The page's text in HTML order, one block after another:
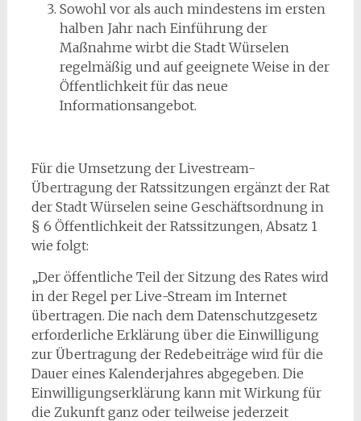
Sowohl vor als auch mindestens im ersten
halben Jahr nach Einführung der
Maßnahme wirbt die Stadt Würselen
regelmäßig und auf geeignete Weise in der
Öffentlichkeit für das neue
Informationsangebot.
Für die Umsetzung der Livestream-
Übertragung der Ratssitzungen ergänzt der Rat
der Stadt Würselen seine Geschäftsordnung in
§ 6 Öffentlichkeit der Ratssitzungen, Absatz 1
wie folgt:
„Der öffentliche Teil der Sitzung des Rates wird
in der Regel per Live-Stream im Internet
übertragen. Die nach dem Datenschutzgesetz
erforderliche Erklärung über die Einwilligung
zur Übertragung der Redebeiträge wird für die
Dauer eines Kalenderjahres abgegeben. Die
Einwilligungserklärung kann mit Wirkung für
die Zukunft ganz oder teilweise jederzeit